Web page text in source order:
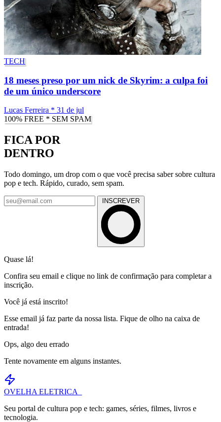
TECH
18 meses preso por um nick de Skyrim: a culpa foi
de um único underscore
Lucas Ferreira * 31 de jul
100% FREE * SEM SPAM
FICA POR
DENTRO
Todo domingo, um drop com o que você precisa saber sobre cultura
pop e tech. Rápido, curado, sem spam.
INSCREVER
Quase lá!
Confira seu email e clique no link de confirmação para completar a
inscrição.
Você já está inscrito!
Esse email já faz parte da nossa lista. Fique de olho na caixa de
entrada!
Ops, algo deu errado
Tente novamente em alguns instantes.
OVELHA ELETRICA_
Seu portal de cultura pop e tech: games, séries, filmes, livros e
tecnologia.